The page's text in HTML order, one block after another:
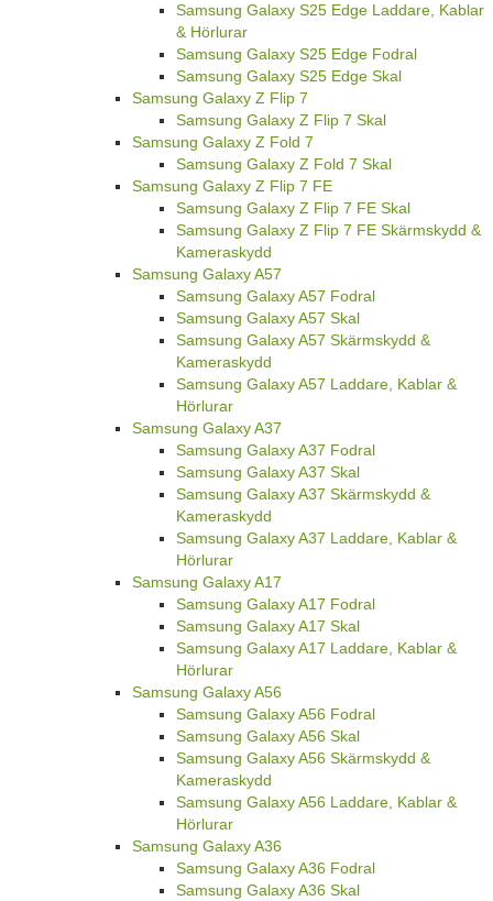
Samsung Galaxy S25 Edge Laddare, Kablar
& Hörlurar
Samsung Galaxy S25 Edge Fodral
Samsung Galaxy S25 Edge Skal
Samsung Galaxy Z Flip 7
Samsung Galaxy Z Flip 7 Skal
Samsung Galaxy Z Fold 7
Samsung Galaxy Z Fold 7 Skal
Samsung Galaxy Z Flip 7 FE
Samsung Galaxy Z Flip 7 FE Skal
Samsung Galaxy Z Flip 7 FE Skärmskydd &
Kameraskydd
Samsung Galaxy A57
Samsung Galaxy A57 Fodral
Samsung Galaxy A57 Skal
Samsung Galaxy A57 Skärmskydd &
Kameraskydd
Samsung Galaxy A57 Laddare, Kablar &
Hörlurar
Samsung Galaxy A37
Samsung Galaxy A37 Fodral
Samsung Galaxy A37 Skal
Samsung Galaxy A37 Skärmskydd &
Kameraskydd
Samsung Galaxy A37 Laddare, Kablar &
Hörlurar
Samsung Galaxy A17
Samsung Galaxy A17 Fodral
Samsung Galaxy A17 Skal
Samsung Galaxy A17 Laddare, Kablar &
Hörlurar
Samsung Galaxy A56
Samsung Galaxy A56 Fodral
Samsung Galaxy A56 Skal
Samsung Galaxy A56 Skärmskydd &
Kameraskydd
Samsung Galaxy A56 Laddare, Kablar &
Hörlurar
Samsung Galaxy A36
Samsung Galaxy A36 Fodral
Samsung Galaxy A36 Skal